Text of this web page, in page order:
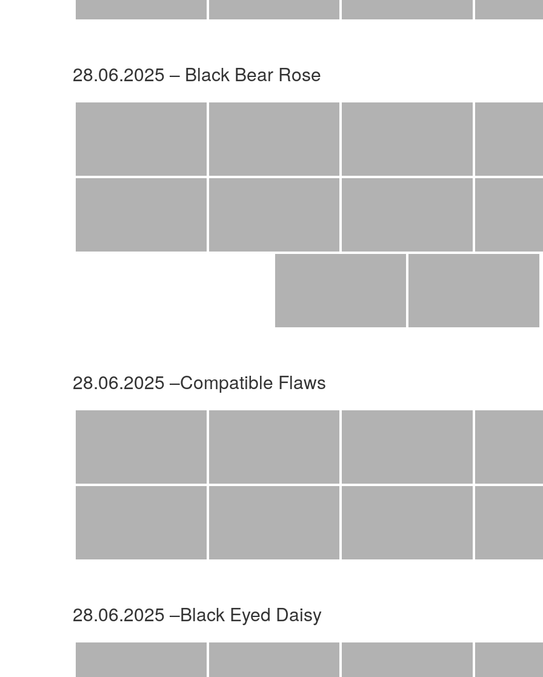
28.06.2025 – Black Bear Rose
28.06.2025 –Compatible Flaws
28.06.2025 –Black Eyed Daisy